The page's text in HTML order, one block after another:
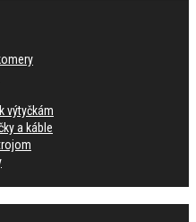
výtyčkám
a káble